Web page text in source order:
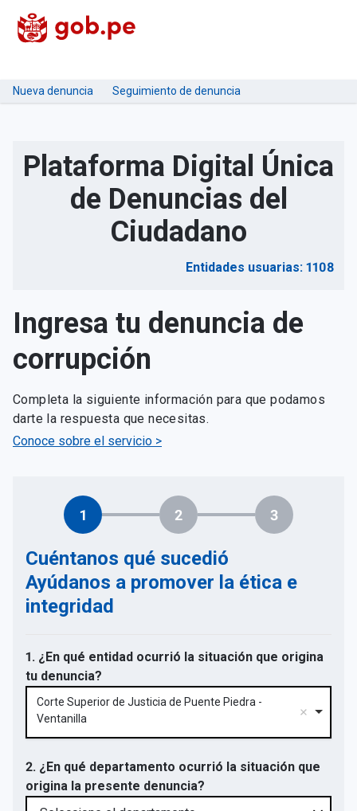
Nueva denuncia Seguimiento de denuncia
Plataforma Digital Única
de Denuncias del
Ciudadano
Entidades usuarias: 1108
Ingresa tu denuncia de
corrupción
Completa la siguiente información para que podamos
darte la respuesta que necesitas.
Conoce sobre el servicio >
1 2 3
Cuéntanos qué sucedió
Ayúdanos a promover la ética e
integridad
1. ¿En qué entidad ocurrió la situación que origina
tu denuncia?
Corte Superior de Justicia de Puente Piedra -
Ventanilla
2. ¿En qué departamento ocurrió la situación que
origina la presente denuncia?